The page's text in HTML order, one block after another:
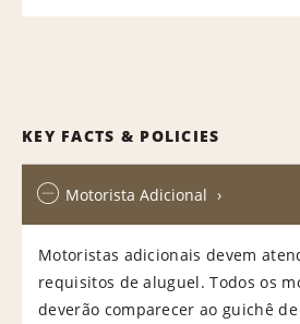
KEY FACTS & POLICIES
Motorista Adicional
Motoristas adicionais devem
requisitos de aluguel. Todos os
deverão comparecer ao guichê